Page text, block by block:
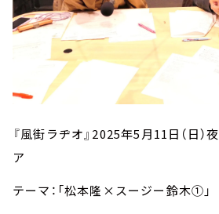
『風街ラヂオ』 2025年5月11日（日）夜
ア
テーマ：「松本隆×スージー鈴木①」